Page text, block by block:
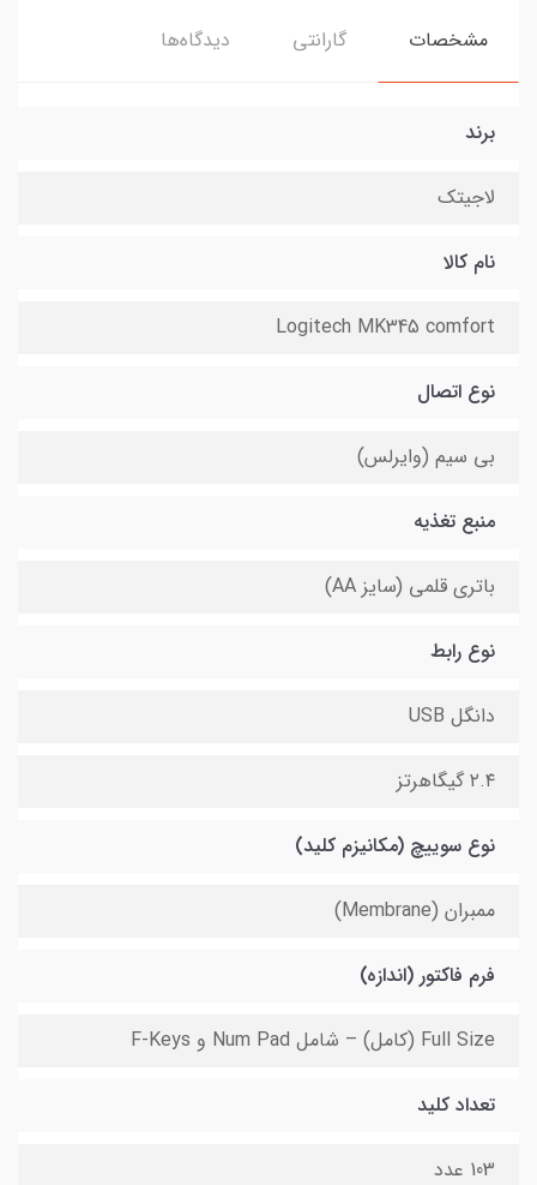
مشخصات گارانتی دیدگاه‌ها
برند
لاجیتک
نام کالا
Logitech MK345 comfort
نوع اتصال
بی سیم (وایرلس)
منبع تغذیه
باتری قلمی (سایز AA)
نوع رابط
دانگل USB
۲.۴ گیگاهرتز
نوع سوییچ (مکانیزم کلید)
ممبران (Membrane)
فرم فاکتور (اندازه)
Full Size (کامل) – شامل Num Pad و F-Keys
تعداد کلید
103 عدد